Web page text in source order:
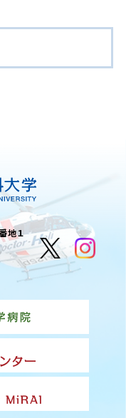
地１